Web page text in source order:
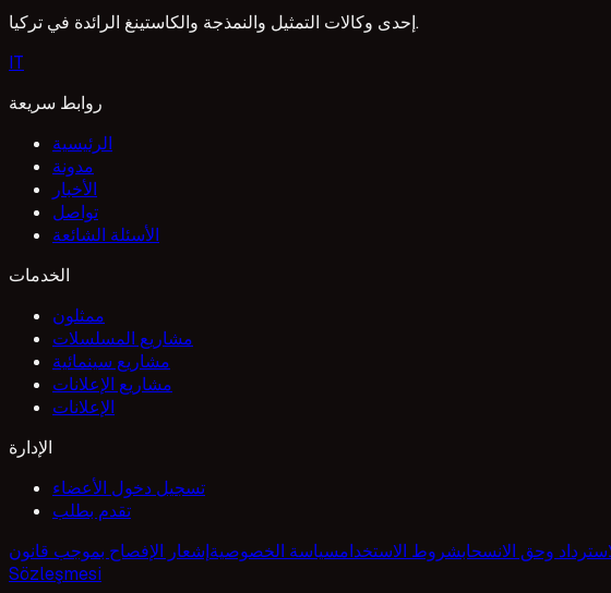
إحدى وكالات التمثيل والنمذجة والكاستينغ الرائدة في تركيا.
IT
روابط سريعة
الرئيسية
مدونة
الأخبار
تواصل
الأسئلة الشائعة
الخدمات
ممثلون
مشاريع المسلسلات
مشاريع سينمائية
مشاريع الإعلانات
الإعلانات
الإدارة
تسجيل دخول الأعضاء
تقدم بطلب
وحق الانسحابشروط الاستخدامسياسة الخصوصية
Sözleşmesi